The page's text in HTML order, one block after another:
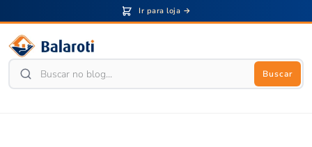
Ir para loja →
Buscar